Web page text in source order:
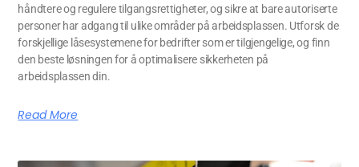
håndtere og regulere tilgangsrettigheter, og sikre at bare autoriserte
personer har adgang til ulike områder på arbeidsplassen. Utforsk de
forskjellige låsesystemene for bedrifter som er tilgjengelige, og finn
den beste løsningen for å optimalisere sikkerheten på
arbeidsplassen din.
Read More